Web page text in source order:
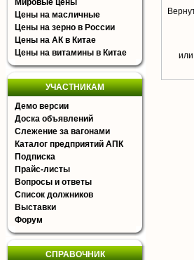
Мировые цены
Цены на масличные
Цены на зерно в России
Цены на АК в Китае
Цены на витамины в Китае
УЧАСТНИКАМ
Демо версии
Доска объявлений
Слежение за вагонами
Каталог предприятий АПК
Подписка
Прайс-листы
Вопросы и ответы
Список должников
Выставки
Форум
СПРАВОЧНИК